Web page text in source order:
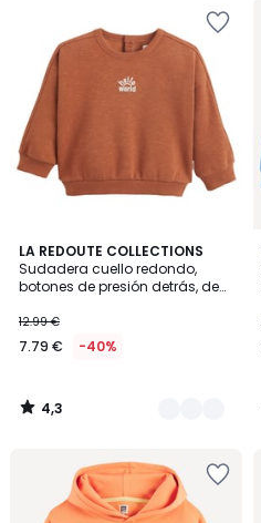
descuento
aplicado.
LA REDOUTE COLLECTIONS
Sudadera cuello redondo,
botones de presión detrás, de
12.99 €
7.79 € -40%
4,3
/ 5
2
Colores
4,3
/